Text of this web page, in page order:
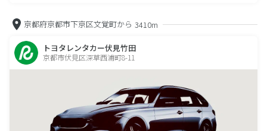
京都府京都市下京区文覚町から 3410m
トヨタレンタカー伏見竹田
京都市伏見区深草西浦町8-11